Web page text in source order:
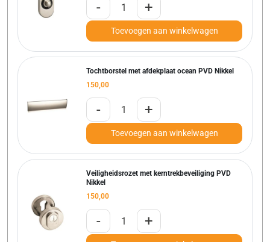
- +
Toevoegen aan winkelwagen
Tochtborstel met afdekplaat ocean PVD Nikkel
150,00
- +
Toevoegen aan winkelwagen
Veiligheidsrozet met kerntrekbeveiliging PVD
Nikkel
150,00
- +